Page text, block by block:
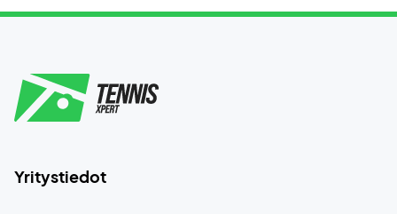
Yritystiedot